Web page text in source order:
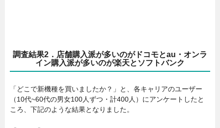
調査結果2．店舗購入派が多いのがドコモとau・オンラ
イン購入派が多いのが楽天とソフトバンク
「どこで新機種を買いましたか？」と、各キャリアのユーザー
（10代~60代の男女100人ずつ・計400人）にアンケートしたと
ころ、下記のような結果となりました。